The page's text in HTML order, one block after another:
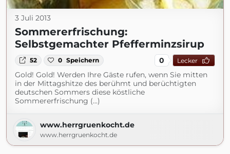
3 Juli 2013
Sommererfrischung:
Selbstgemachter Pfefferminzsirup
52 0 Speichern 0 Lecker
Gold! Gold! Werden Ihre Gäste rufen, wenn Sie mitten
in der Mittagshitze des berühmt und berüchtigten
deutschen Sommers diese köstliche
Sommererfrischung (...)
www.herrgruenkocht.de
www.herrgruenkocht.de